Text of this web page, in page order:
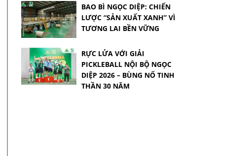
BAO BÌ NGỌC DIỆP: CHIẾN
LƯỢC “SẢN XUẤT XANH” VÌ
TƯƠNG LAI BỀN VỮNG
RỰC LỬA VỚI GIẢI
PICKLEBALL NỘI BỘ NGỌC
DIỆP 2026 – BÙNG NỔ TINH
THẦN 30 NĂM